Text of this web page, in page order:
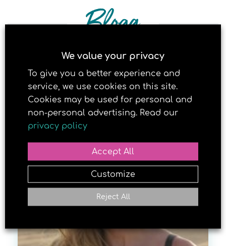
We value your privacy
To give you a better experience and
service, we use cookies on this site.
Cookies may be used for personal and
non-personal advertising. Read our
privacy policy
Accept All
Reject All
Customize